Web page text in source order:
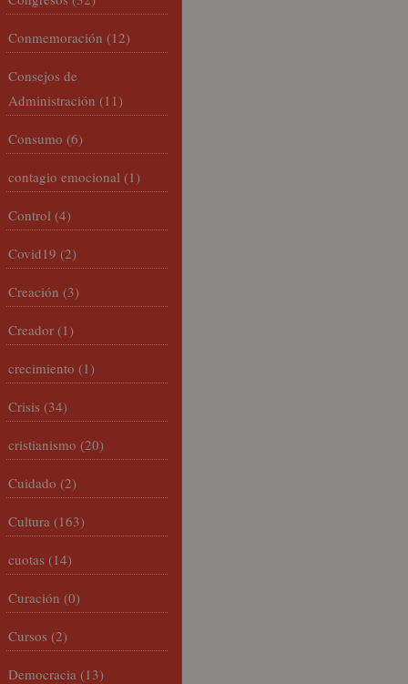
Conmemoración (12)
Consejos de
Administración (11)
Consumo (6)
contagio emocional (1)
Control (4)
Covid19 (2)
Creación (3)
Creador (1)
crecimiento (1)
Crisis (34)
cristianismo (20)
Cuidado (2)
Cultura (163)
cuotas (14)
Curación (0)
Cursos (2)
Democracia (13)